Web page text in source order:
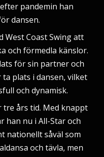
pandemin han
dansen.
West Coast Swing att
och förmedla känslor.
för sin partner och
plats i dansen, vilket
och dynamisk.
års tid. Med knappt
han nu i All-Star och
nationellt såväl som
och tävla, men